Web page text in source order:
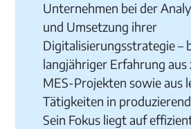
Unternehmen bei der
und Umsetzung ihrer
Digitalisierungsstrategie –
langjähriger Erfahrung aus
MES-Projekten sowie aus
Tätigkeiten in
Sein Fokus liegt auf